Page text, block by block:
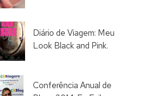
Diário de Viagem: Meu
Look Black and Pink.
Conferência Anual de